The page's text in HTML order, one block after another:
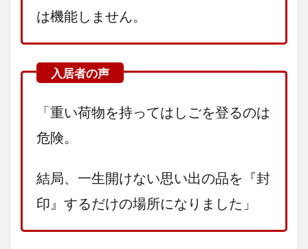
は機能しません。
「重い荷物を持ってはしごを登るのは
危険。
結局、一生開けない思い出の品を『封
印』するだけの場所になりました」